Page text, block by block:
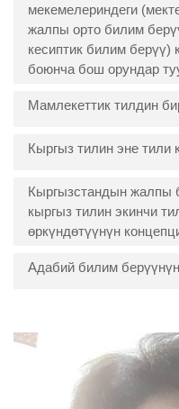
мекемелериндеги
жалпы орто билим
кесиптик билим берүү)
боюнча бош орундар
Мамлекеттик тилдин
Кыргыз тилин эне тили
Кыргызстандын жалпы
кыргыз тилин экинчи
өркүндөтүүнүн
Адабий билим